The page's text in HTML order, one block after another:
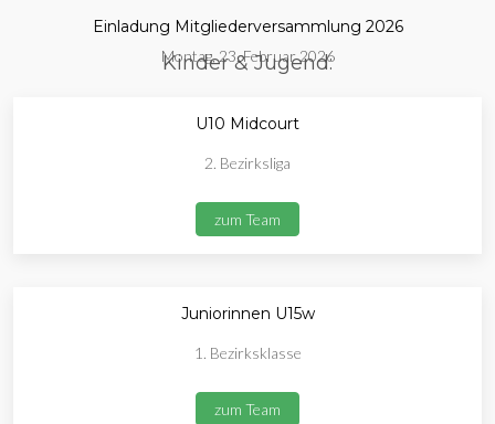
Einladung Mitgliederversammlung 2026
Montag, 23. Februar 2026
Kinder & Jugend:
U10 Midcourt
2. Bezirksliga
zum Team
Juniorinnen U15w
1. Bezirksklasse
zum Team